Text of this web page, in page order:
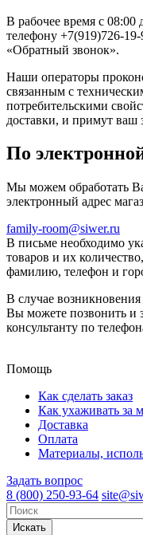
В рабочее время с 08:00
телефону +7(919)726-
«Обратный звонок».
Наши операторы
связанным с
потребительскими
доставки, и примут ваш
По
Мы можем обработать
электронный адрес
family-room@siwer.ru
В письме необходимо
товаров и их
фамилию, телефон и
В случае
Вы можете позвонить и
консультанту по
Помощь
Как сделать заказ
Как ухаживать за
Доставка
Оплата
Материалы,
Задать вопрос
8 (800) 250-93-64
Искать